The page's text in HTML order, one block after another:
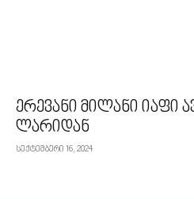
ერევანი მილანი იაფი
ლარიდან
სექტემბერი 16, 2024